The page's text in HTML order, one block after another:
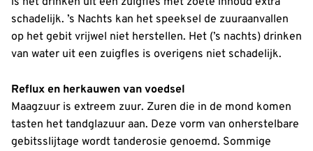
schadelijk. ’s Nachts kan het speeksel de zuuraanvallen
op het gebit vrijwel niet herstellen. Het (’s nachts) drinken
van water uit een zuigfles is overigens niet schadelijk.
Reflux en herkauwen van voedsel
Maagzuur is extreem zuur. Zuren die in de mond komen
tasten het tandglazuur aan. Deze vorm van onherstelbare
gebitsslijtage wordt tanderosie genoemd. Sommige